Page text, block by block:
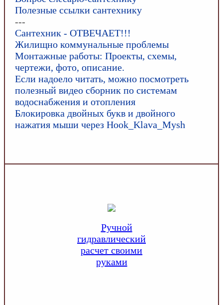
Полезные ссылки сантехнику
---
Сантехник - ОТВЕЧАЕТ!!!
Жилищно коммунальные проблемы
Монтажные работы: Проекты, схемы,
чертежи, фото, описание.
Если надоело читать, можно посмотреть
полезный видео сборник по системам
водоснабжения и отопления
Блокировка двойных букв и двойного
нажатия мыши через Hook_Klava_Mysh
Ручной
гидравлический
расчет своими
руками